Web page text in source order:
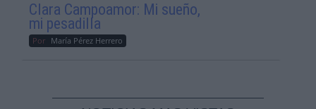
Clara Campoamor: Mi sueño,
mi pesadilla
Por María Pérez Herrero